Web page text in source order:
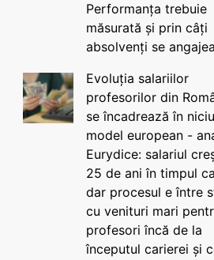
Performanța trebuie
măsurată și prin câți
absolvenți se
Evoluția salariilor
profesorilor din
se încadrează în
model european -
Eurydice: salariul
25 de ani în timpul
dar procesul e între
cu venituri mari
profesori încă de la
începutul carierei și